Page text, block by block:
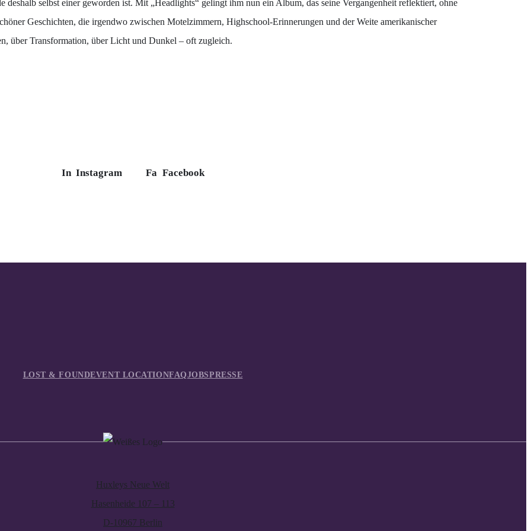
selbst einer geworden ist. Mit „Headlights“ gelingt ihm nun ein Album, das seine Vergangenheit reflektiert, ohne
Geschichten, die irgendwo zwischen Motelzimmern, Highschool-Erinnerungen und der Weite amerikanischer
über Transformation, über Licht und Dunkel – oft zugleich.
In Instagram Fa Facebook
LOST & FOUNDEVENT LOCATIONFAQJOBSPRESSE
Huxleys Neue Welt
Hasenheide 107 – 113
D-10967 Berlin